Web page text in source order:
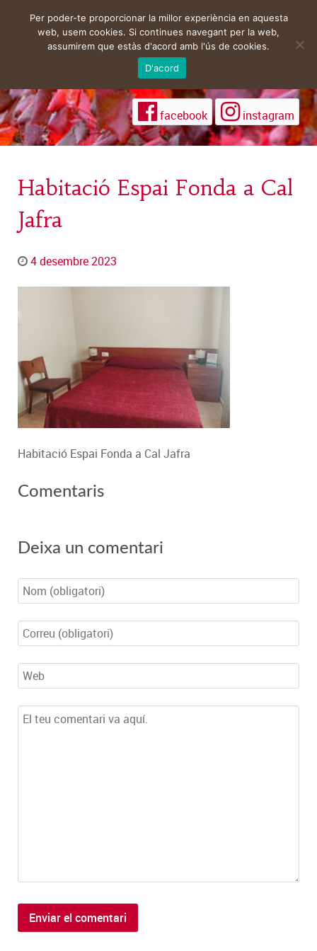
facebook instagram
Habitació Espai Fonda a Cal
Jafra
4 desembre 2023
Habitació Espai Fonda a Cal Jafra
Comentaris
Deixa un comentari
Per poder-te proporcionar la millor experiència en aquesta
web, usem cookies. Si continues navegant per la web,
assumirem que estàs d'acord amb l'ús de cookies.
D'acord